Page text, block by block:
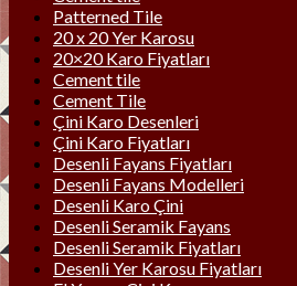
Patterned Tile
20 x 20 Yer Karosu
20×20 Karo Fiyatları
Cement tile
Cement Tile
Çini Karo Desenleri
Çini Karo Fiyatları
Desenli Fayans Fiyatları
Desenli Fayans Modelleri
Desenli Karo Çini
Desenli Seramik Fayans
Desenli Seramik Fiyatları
Desenli Yer Karosu Fiyatları